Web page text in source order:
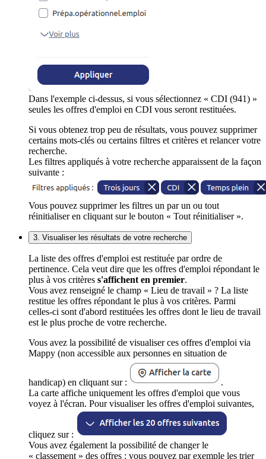
Dans l'exemple ci-dessus, si vous sélectionnez « CDI (941) »
seules les offres d'emploi en CDI vous seront restituées.
Si vous obtenez trop peu de résultats, vous pouvez supprimer
certains mots-clés ou certains filtres et critères et relancer votre
recherche.
Les filtres appliqués à votre recherche apparaissent de la façon
suivante :
Vous pouvez supprimer les filtres un par un ou tout
réinitialiser en cliquant sur le bouton « Tout réinitialiser ».
3. Visualiser les résultats de votre recherche
La liste des offres d'emploi est restituée par ordre de
pertinence. Cela veut dire que les offres d'emploi répondant le
plus à vos critères s'affichent en premier.
Vous avez renseigné le champ « Lieu de travail » ? La liste
restitue les offres répondant le plus à vos critères. Parmi
celles-ci sont d'abord restituées les offres dont le lieu de travail
est le plus proche de votre recherche.
Vous avez la possibilité de visualiser ces offres d'emploi via
Mappy (non accessible aux personnes en situation de
handicap) en cliquant sur :
.
La carte affiche uniquement les offres d'emploi que vous
voyez à l'écran. Pour visualiser les offres d'emploi suivantes,
cliquez sur :
Vous avez également la possibilité de changer le
« classement » des offres : vous pouvez par exemple les trier